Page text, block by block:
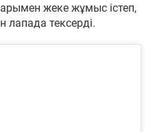
жеке жұмыс істеп,
тексерді.